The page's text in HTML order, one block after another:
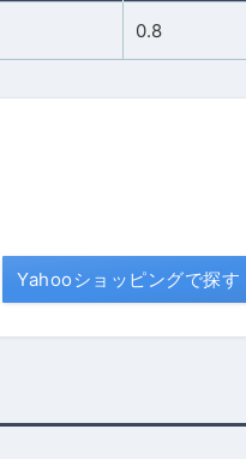
0.8
Yahooショッピングで探す